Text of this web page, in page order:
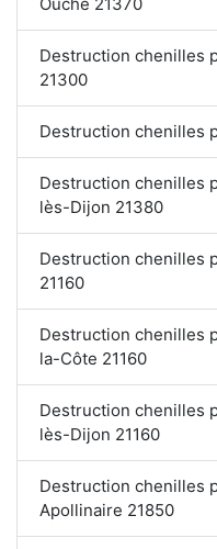
Destruction chenilles
21300
Destruction chenilles
Destruction chenilles
lès-Dijon 21380
Destruction chenilles
21160
Destruction chenilles
la-Côte 21160
Destruction chenilles
lès-Dijon 21160
Destruction chenilles
Apollinaire 21850